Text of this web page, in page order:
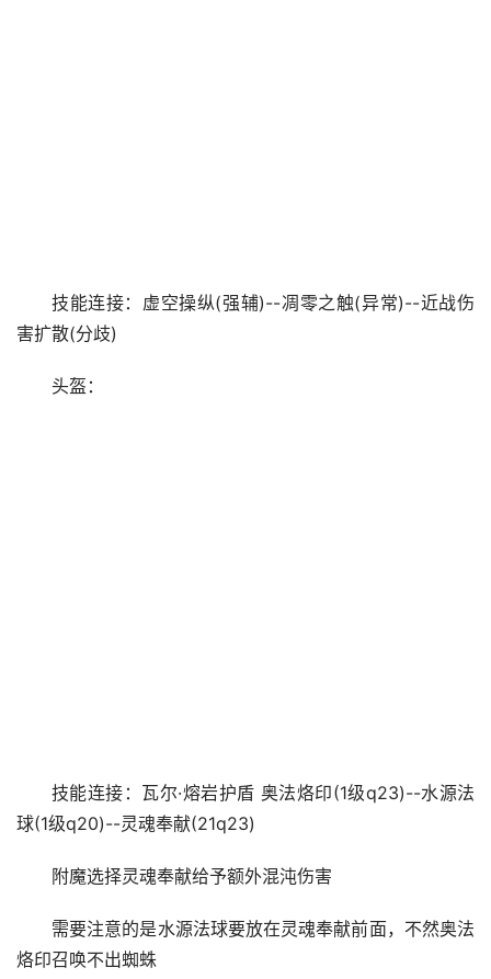
技能连接：虚空操纵(强辅)--凋零之触(异常)--近战伤
害扩散(分歧)
头盔：
技能连接：瓦尔·熔岩护盾 奥法烙印(1级q23)--水源法
球(1级q20)--灵魂奉献(21q23)
附魔选择灵魂奉献给予额外混沌伤害
需要注意的是水源法球要放在灵魂奉献前面，不然奥法
烙印召唤不出蜘蛛